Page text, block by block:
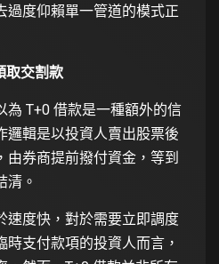
過度仰賴單一管道的模式正
取交割款
為 T+0 借款是一種額外的信
邏輯是以投資人賣出股票後
由券商提前撥付資金，等到
清。
速度快，對於需要立即調度
支付款項的投資人而言，